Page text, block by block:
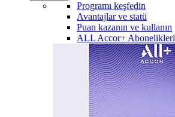
Programı keşfedin
Avantajlar ve statü
Puan kazanın ve kullanın
ALL Accor+ Abonelikleri